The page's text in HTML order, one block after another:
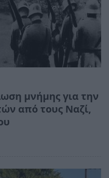
μνήμης για την
από τους Ναζί,